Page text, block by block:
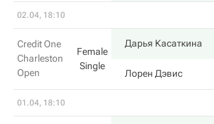
02.04, 18:10
Credit One
Charleston
Open
Female
Single
Дарья Касаткина
Лорен Дэвис
01.04, 18:10